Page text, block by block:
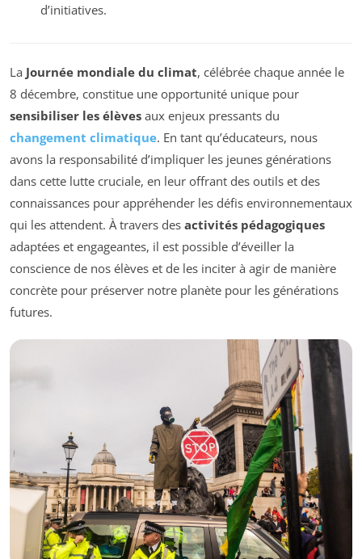
d’initiatives.
La Journée mondiale du climat, célébrée chaque année le
8 décembre, constitue une opportunité unique pour
sensibiliser les élèves aux enjeux pressants du
changement climatique. En tant qu’éducateurs, nous
avons la responsabilité d’impliquer les jeunes générations
dans cette lutte cruciale, en leur offrant des outils et des
connaissances pour appréhender les défis environnementaux
qui les attendent. À travers des activités pédagogiques
adaptées et engageantes, il est possible d’éveiller la
conscience de nos élèves et de les inciter à agir de manière
concrète pour préserver notre planète pour les générations
futures.